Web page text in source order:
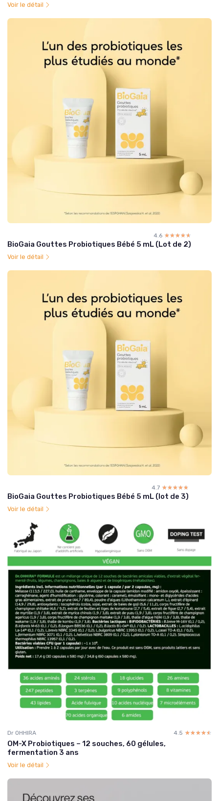
Voir le détail
4.6 ☆☆☆☆☆
★★★★★
BioGaia Gouttes Probiotiques Bébé 5 mL (Lot de 2)
Voir le détail
4.7 ☆☆☆☆☆
★★★★★
BioGaia Gouttes Probiotiques Bébé 5 mL (lot de 3)
Voir le détail
Dr OHHIRA 4.5 ☆☆☆☆☆
★★★★★
OM-X Probiotiques – 12 souches, 60 gélules,
fermentation 3 ans
Voir le détail